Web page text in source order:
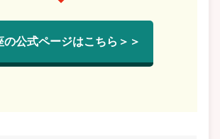
の公式ページはこちら＞＞